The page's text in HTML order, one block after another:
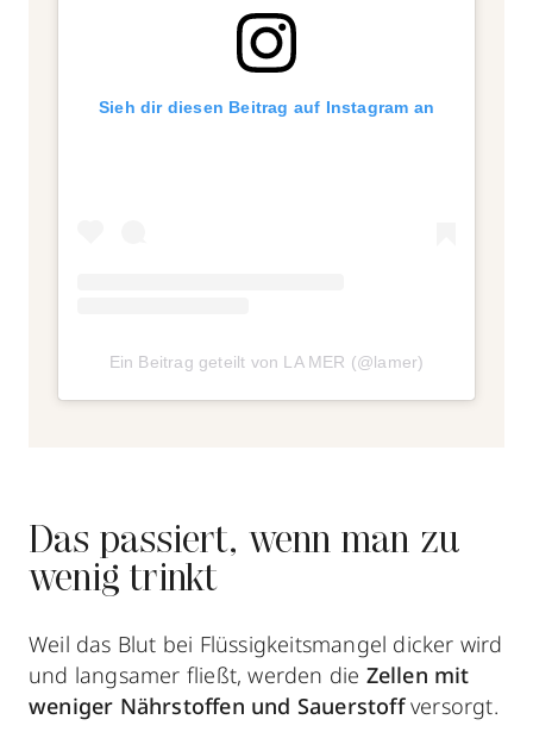
Sieh dir diesen Beitrag auf Instagram an
Ein Beitrag geteilt von LA MER (@lamer)
Das passiert, wenn man zu
wenig trinkt
Weil das Blut bei Flüssigkeitsmangel dicker wird
und langsamer fließt, werden die Zellen mit
weniger Nährstoffen und Sauerstoffversorgt.